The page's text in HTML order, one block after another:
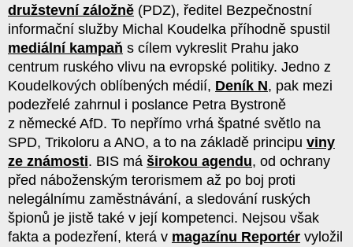
družstevní záložně (PDZ), ředitel Bezpečnostní
informační služby Michal Koudelka příhodně spustil
mediální kampaň s cílem vykreslit Prahu jako
centrum ruského vlivu na evropské politiky. Jedno z
Koudelkových oblíbených médií, Deník N, pak mezi
podezřelé zahrnul i poslance Petra Bystroně
z německé AfD. To nepřímo vrhá špatné světlo na
SPD, Trikoloru a ANO, a to na základě principu viny
ze známosti. BIS má širokou agendu, od ochrany
před náboženským terorismem až po boj proti
nelegálnímu zaměstnávání, a sledování ruských
špionů je jistě také v její kompetenci. Nejsou však
fakta a podezření, která v magazínu Reportér vyložil